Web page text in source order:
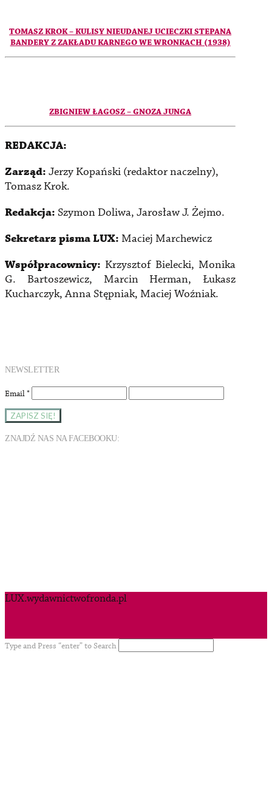
TOMASZ KROK – KULISY NIEUDANEJ UCIECZKI STEPANA
BANDERY Z ZAKŁADU KARNEGO WE WRONKACH (1938)
ZBIGNIEW ŁAGOSZ – GNOZA JUNGA
REDAKCJA:
Zarząd: Jerzy Kopański (redaktor naczelny),
Tomasz Krok.
Redakcja: Szymon Doliwa, Jarosław J. Żejmo.
Sekretarz pisma LUX: Maciej Marchewicz
Współpracownicy: Krzysztof Bielecki, Monika
G. Bartoszewicz, Marcin Herman, Łukasz
Kucharczyk, Anna Stępniak, Maciej Woźniak.
NEWSLETTER
Email*
ZNAJDŹ NAS NA FACEBOOKU:
LUX.wydawnictwofronda.pl
Type and Press “enter” to Search